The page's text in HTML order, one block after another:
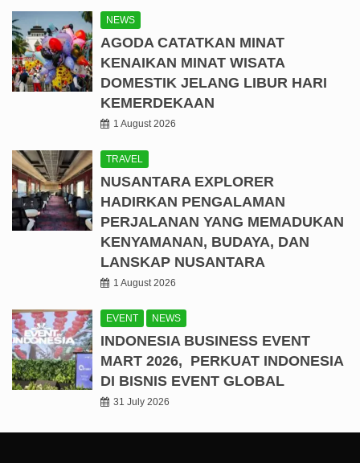
NEWS
AGODA CATATKAN MINAT
KENAIKAN MINAT WISATA
DOMESTIK JELANG LIBUR HARI
KEMERDEKAAN
1 August 2026
TRAVEL
NUSANTARA EXPLORER
HADIRKAN PENGALAMAN
PERJALANAN YANG MEMADUKAN
KENYAMANAN, BUDAYA, DAN
LANSKAP NUSANTARA
1 August 2026
EVENT NEWS
INDONESIA BUSINESS EVENT
MART 2026, PERKUAT INDONESIA
DI BISNIS EVENT GLOBAL
31 July 2026